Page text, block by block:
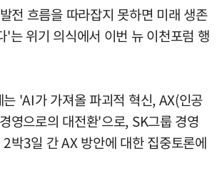
전 흐름을 따라잡지 못하면 미래 생존
'는 위기 의식에서 이번 뉴 이천포럼 행
'AI가 가져올 파괴적 혁신, AX(인공
영으로의 대전환'으로, SK그룹 경영
박3일 간 AX 방안에 대한 집중토론에